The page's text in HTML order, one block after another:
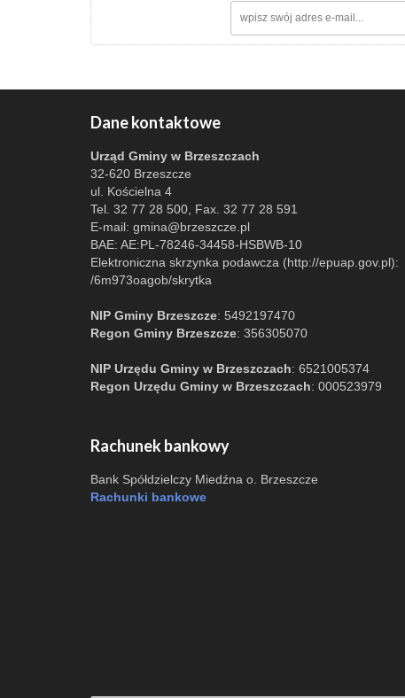
Dane kontaktowe
Urząd Gminy w Brzeszczach
32-620 Brzeszcze
ul. Kościelna 4
Tel. 32 77 28 500, Fax. 32 77 28 591
E-mail: gmina@brzeszcze.pl
BAE: AE:PL-78246-34458-HSBWB-10
Elektroniczna skrzynka podawcza (http://epuap.gov.pl):
/6m973oagob/skrytka
NIP Gminy Brzeszcze: 5492197470
Regon Gminy Brzeszcze: 356305070
NIP Urzędu Gminy w Brzeszczach: 6521005374
Regon Urzędu Gminy w Brzeszczach: 000523979
Rachunek bankowy
Bank Spółdzielczy Miedźna o. Brzeszcze
Rachunki bankowe